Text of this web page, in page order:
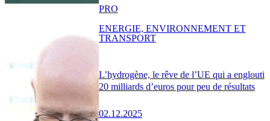
L’hydrogène, le rêve de l’UE qui a englouti
20 milliards d’euros pour peu de résultats
02.12.2025
PRO
ENERGIE, ENVIRONNEMENT ET
TRANSPORT